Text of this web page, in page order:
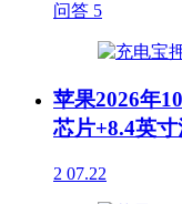
问答 5
苹果2026年
芯片+8.4英
2 07.22